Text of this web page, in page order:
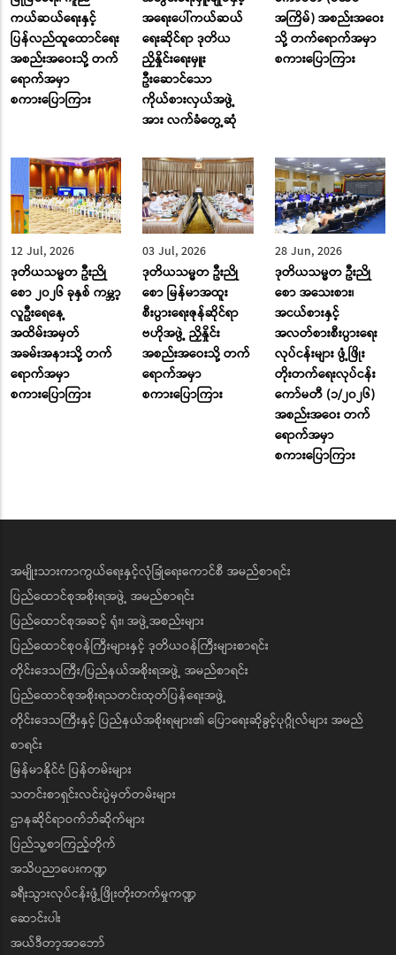
ကယ်ဆယ်ရေးနှင့်
ပြန်လည်ထူထောင်ရေး
အစည်းအဝေးသို့ တက်
ရောက်အမှာ
စကားပြောကြား
အရေးပေါ်ကယ်ဆယ်
ရေးဆိုင်ရာ ဒုတိယ
ညှိနှိုင်းရေးမှူး
ဦးဆောင်သော
ကိုယ်စားလှယ်အဖွဲ့
အား လက်ခံတွေ့ဆုံ
အကြိမ်) အစည်းအဝေး
သို့ တက်ရောက်အမှာ
စကားပြောကြား
12 Jul, 2026
ဒုတိယသမ္မတ ဦးညို
စော ၂၀၂၆ ခုနှစ် ကမ္ဘာ့
လူဦးရေနေ့
အထိမ်းအမှတ်
အခမ်းအနားသို့ တက်
ရောက်အမှာ
စကားပြောကြား
03 Jul, 2026
ဒုတိယသမ္မတ ဦးညို
စော မြန်မာအထူး
စီးပွားရေးဇုန်ဆိုင်ရာ
ဗဟိုအဖွဲ့ ညှိနှိုင်း
အစည်းအဝေးသို့ တက်
ရောက်အမှာ
စကားပြောကြား
28 Jun, 2026
ဒုတိယသမ္မတ ဦးညို
စော အသေးစား၊
အငယ်စားနှင့်
အလတ်စားစီးပွားရေး
လုပ်ငန်းများ ဖွံ့ဖြိုး
တိုးတက်ရေးလုပ်ငန်း
ကော်မတီ (၁/၂၀၂၆)
အစည်းအဝေး တက်
ရောက်အမှာ
စကားပြောကြား
အမျိုးသားကာကွယ်ရေးနှင့်လုံခြုံရေးကောင်စီ အမည်စာရင်း
ပြည်ထောင်စုအစိုးရအဖွဲ့ အမည်စာရင်း
ပြည်ထောင်စုအဆင့် ရုံး၊ အဖွဲ့အစည်းများ
ပြည်ထောင်စုဝန်ကြီးများနှင့် ဒုတိယဝန်ကြီးများစာရင်း
တိုင်းဒေသကြီး/ပြည်နယ်အစိုးရအဖွဲ့ အမည်စာရင်း
ပြည်ထောင်စုအစိုးရသတင်းထုတ်ပြန်ရေးအဖွဲ့
တိုင်းဒေသကြီးနှင့် ပြည်နယ်အစိုးရများ၏ ပြောရေးဆိုခွင့်ပုဂ္ဂိုလ်များ အမည်
စာရင်း
မြန်မာနိုင်ငံ ပြန်တမ်းများ
သတင်းစာရှင်းလင်းပွဲမှတ်တမ်းများ
ဌာနဆိုင်ရာဝက်ဘ်ဆိုက်များ
ပြည်သူ့စာကြည့်တိုက်
အသိပညာပေးကဏ္ဍ
ခရီးသွားလုပ်ငန်းဖွံ့ဖြိုးတိုးတက်မှုကဏ္ဍ
ဆောင်းပါး
အယ်ဒီတာ့အာဘော်